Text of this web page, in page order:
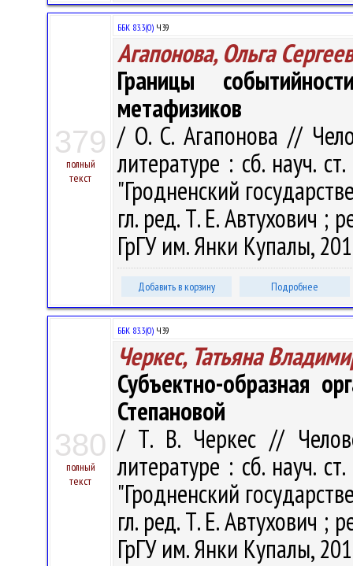
379
полный
текст
ББК 83.3(0) Ч39
Агапонова, Ольга
Границы
метафизиков
/ О. С. Агапонова //
литературе : сб. науч.
"Гродненский
гл. ред. Т. Е. Автухович ;
ГрГУ им. Янки Купалы,
Добавить в корзину Подробнее
380
полный
текст
ББК 83.3(0) Ч39
Черкес, Татьяна
Субъектно-образная
Степановой
/ Т. В. Черкес //
литературе : сб. науч.
"Гродненский
гл. ред. Т. Е. Автухович ;
ГрГУ им. Янки Купалы,